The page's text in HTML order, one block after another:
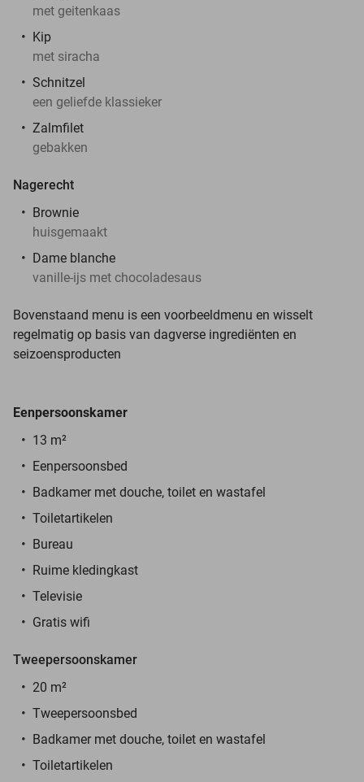
met geitenkaas
Kip
met siracha
Schnitzel
een geliefde klassieker
Zalmfilet
gebakken
Nagerecht
Brownie
huisgemaakt
Dame blanche
vanille-ijs met chocoladesaus
Bovenstaand menu is een voorbeeldmenu en wisselt
regelmatig op basis van dagverse ingrediënten en
seizoensproducten
Eenpersoonskamer
13 m²
Eenpersoonsbed
Badkamer met douche, toilet en wastafel
Toiletartikelen
Bureau
Ruime kledingkast
Televisie
Gratis wifi
Tweepersoonskamer
20 m²
Tweepersoonsbed
Badkamer met douche, toilet en wastafel
Toiletartikelen